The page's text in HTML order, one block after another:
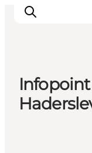
Oplevelser